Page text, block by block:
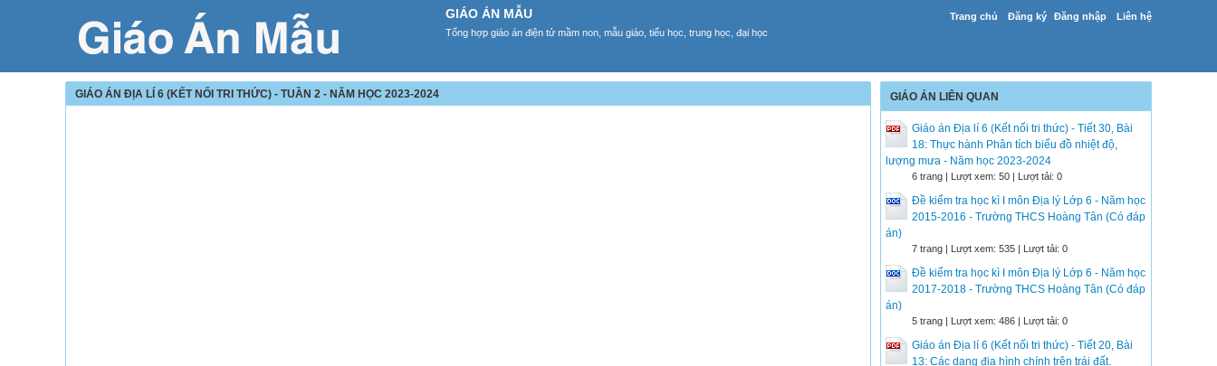
Trang chủ Đăng ký Đăng nhập Liên hệ
GIÁO ÁN MẪU
Tổng hợp giáo án điện tử mầm non, mẫu giáo, tiểu học, trung học, đại học
GIÁO ÁN ĐỊA LÍ 6 (KẾT NỐI TRI THỨC) - TUẦN 2 - NĂM HỌC 2023-2024 GIÁO ÁN LIÊN QUAN
Giáo án Địa lí 6 (Kết nối tri thức) - Tiết 30, Bài
18: Thực hành Phân tích biểu đồ nhiệt độ,
lượng mưa - Năm học 2023-2024
6 trang | Lượt xem: 50 | Lượt tải: 0
Đề kiểm tra học kì I môn Địa lý Lớp 6 - Năm học
2015-2016 - Trường THCS Hoàng Tân (Có đáp
án)
7 trang | Lượt xem: 535 | Lượt tải: 0
Đề kiểm tra học kì I môn Địa lý Lớp 6 - Năm học
2017-2018 - Trường THCS Hoàng Tân (Có đáp
án)
5 trang | Lượt xem: 486 | Lượt tải: 0
Giáo án Địa lí 6 (Kết nối tri thức) - Tiết 20, Bài
13: Các dạng địa hình chính trên trái đất.